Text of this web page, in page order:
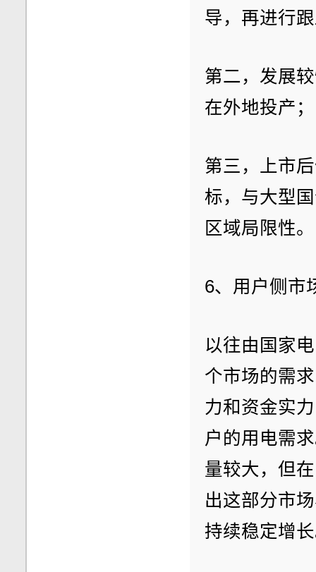
导，再进行
第二，发展
在外地投产；
第三，上市
标，与大型
区域局限性。
6、用户侧市
以往由国家
个市场的需
力和资金实
户的用电需
量较大，但
出这部分市
持续稳定增